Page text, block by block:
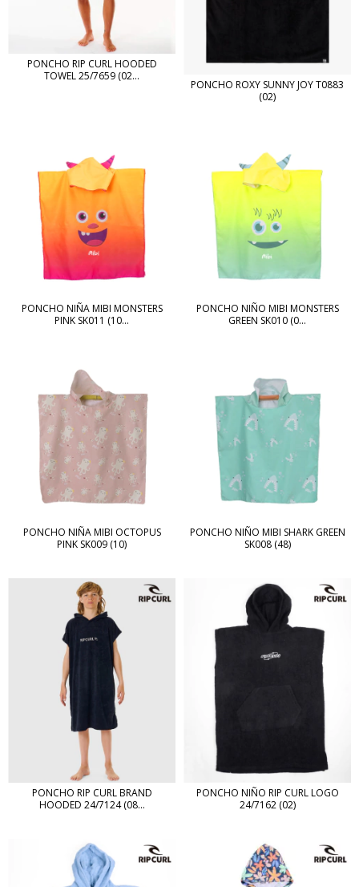
PONCHO RIP CURL HOODED
TOWEL 25/7659 (02...
PONCHO ROXY SUNNY JOY T0883
(02)
PONCHO NIÑA MIBI MONSTERS
PINK SK011 (10...
PONCHO NIÑO MIBI MONSTERS
GREEN SK010 (0...
PONCHO NIÑA MIBI OCTOPUS
PINK SK009 (10)
PONCHO NIÑO MIBI SHARK GREEN
SK008 (48)
PONCHO RIP CURL BRAND
HOODED 24/7124 (08...
PONCHO NIÑO RIP CURL LOGO
24/7162 (02)